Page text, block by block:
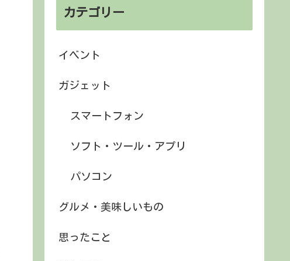
カテゴリー
イベント
ガジェット
スマートフォン
ソフト・ツール・アプリ
パソコン
グルメ・美味しいもの
思ったこと